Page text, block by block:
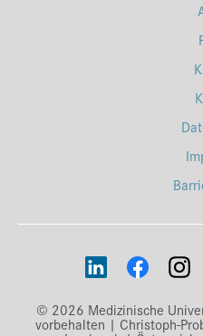
© 2026 Medizinische
vorbehalten | Christoph-